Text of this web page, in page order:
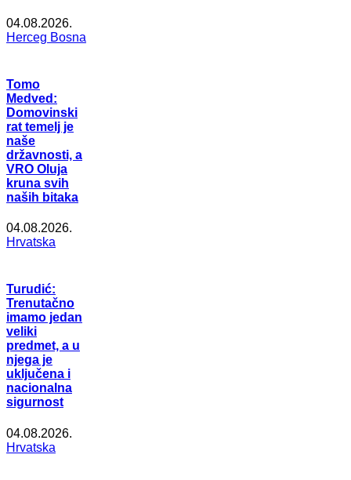
04.08.2026.
Herceg Bosna
Tomo
Medved:
Domovinski
rat temelj je
naše
državnosti, a
VRO Oluja
kruna svih
naših bitaka
04.08.2026.
Hrvatska
Turudić:
Trenutačno
imamo jedan
veliki
predmet, a u
njega je
uključena i
nacionalna
sigurnost
04.08.2026.
Hrvatska